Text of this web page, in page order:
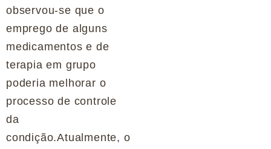
observou-se que o
emprego de alguns
medicamentos e de
terapia em grupo
poderia melhorar o
processo de controle
da
condição.Atualmente, o